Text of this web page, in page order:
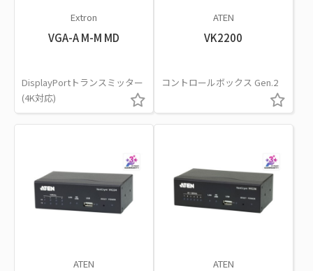
Extron
VGA-A M-M MD
DisplayPortトランスミッター
(4K対応)
ATEN
VK2200
コントロールボックス Gen.2
ATEN ATEN